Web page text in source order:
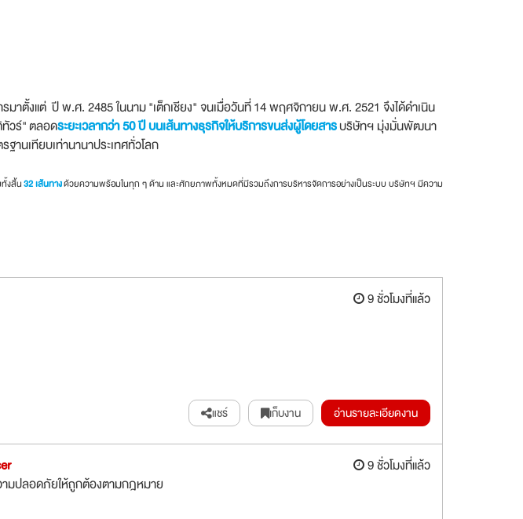
ตั้งแต่ ปี พ.ศ. 2485 ในนาม "เต็กเชียง" จนเมื่อวันที่ 14 พฤศจิกายน พ.ศ. 2521 จึงได้ดำเนิน
ทัวร์" ตลอดระยะเวลากว่า 50 ปี บนเส้นทางธุรกิจให้บริการขนส่งผู้โดยสารบริษัทฯ มุ่งมั่นพัฒนา
นเทียบเท่านานาประเทศทั่วโลก
งสิ้น32 เส้นทางด้วยความพร้อมในทุก ๆ ด้าน และศักยภาพทั้งหมดที่มีรวมถึงการบริหารจัดการอย่างเป็นระบบ บริษัทฯ มีความ
9 ชั่วโมงที่แล้ว
แชร์ เก็บงาน อ่านรายละเอียดงาน
มปลอดภัยให้ถูกต้องตามกฎหมาย
9 ชั่วโมงที่แล้ว